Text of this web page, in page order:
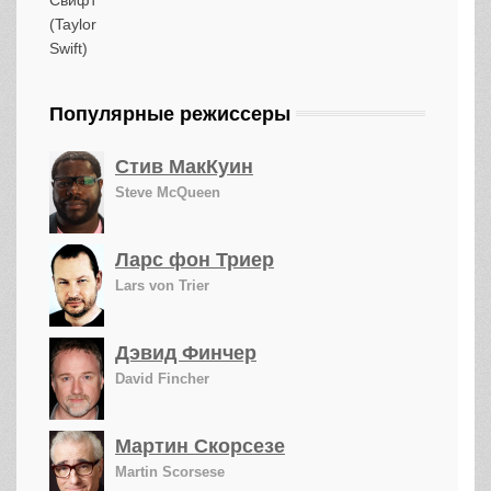
Популярные режиссеры
Стив МакКуин
Steve McQueen
Ларс фон Триер
Lars von Trier
Дэвид Финчер
David Fincher
Мартин Скорсезе
Martin Scorsese